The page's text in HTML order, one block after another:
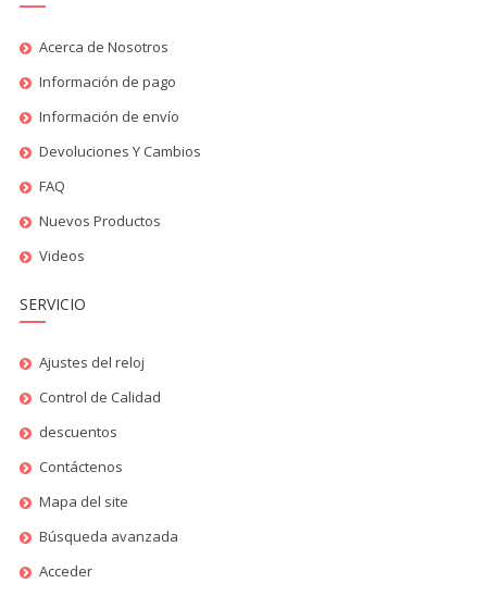
Acerca de Nosotros
Información de pago
Información de envío
Devoluciones Y Cambios
FAQ
Nuevos Productos
Videos
SERVICIO
Ajustes del reloj
Control de Calidad
descuentos
Contáctenos
Mapa del site
Búsqueda avanzada
Acceder